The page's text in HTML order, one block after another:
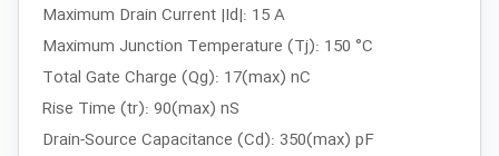
Maximum Drain Current |Id|: 15 A
Maximum Junction Temperature (Tj): 150 °C
Total Gate Charge (Qg): 17(max) nC
Rise Time (tr): 90(max) nS
Drain-Source Capacitance (Cd): 350(max) pF